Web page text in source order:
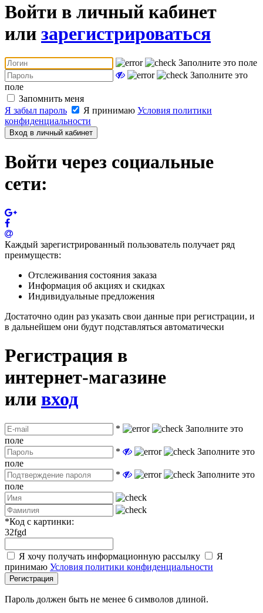
Войти в личный кабинет
или зарегистрироваться
Заполните это поле
Заполните это
поле
Запомнить меня
Я забыл пароль
Я принимаю Условия политики
конфиденциальности
Вход в личный кабинет
Войти через социальные
сети:
Каждый зарегистрированный пользователь получает ряд
преимуществ:
Отслеживания состояния заказа
Информация об акциях и скидках
Индивидуальные предложения
Достаточно один раз указать свои данные при регистрации, и
в дальнейшем они будут подставляться автоматически
Регистрация в
интернет-магазине
или вход
*
Заполните это
поле
*
Заполните это
поле
*
Заполните это
поле
*Код с картинки:
32fgd
Я хочу получать информационную рассылку
Я
принимаю Условия политики конфиденциальности
Регистрация
Пароль должен быть не менее 6 символов длиной.